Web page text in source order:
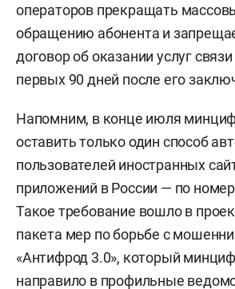
операторов прекращать
обращению абонента и
договор об оказании услуг
первых 90 дней после его
Напомним, в конце июля
оставить только один способ
пользователей иностранных
приложений в России — по
Такое требование вошло в
пакета мер по борьбе с
«Антифрод 3.0», который
направило в профильные